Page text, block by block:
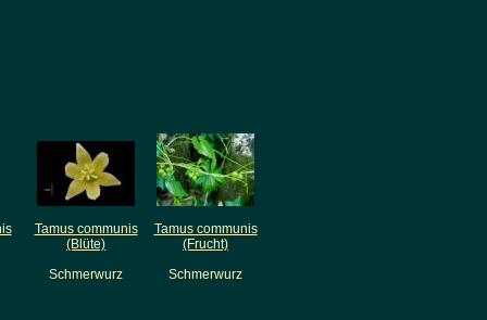
Tamus communis
(Blüte)
Schmerwurz
Tamus communis
(Frucht)
Schmerwurz